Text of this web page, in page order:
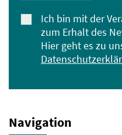
Ich bin mit der
zum Erhalt des
Hier geht es zu
Navigation